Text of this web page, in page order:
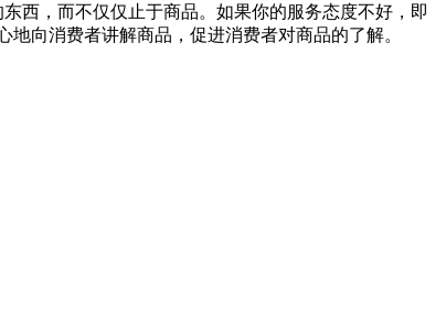
西，而不仅仅止于商品。如果你的服务态度不好，即
向消费者讲解商品，促进消费者对商品的了解。